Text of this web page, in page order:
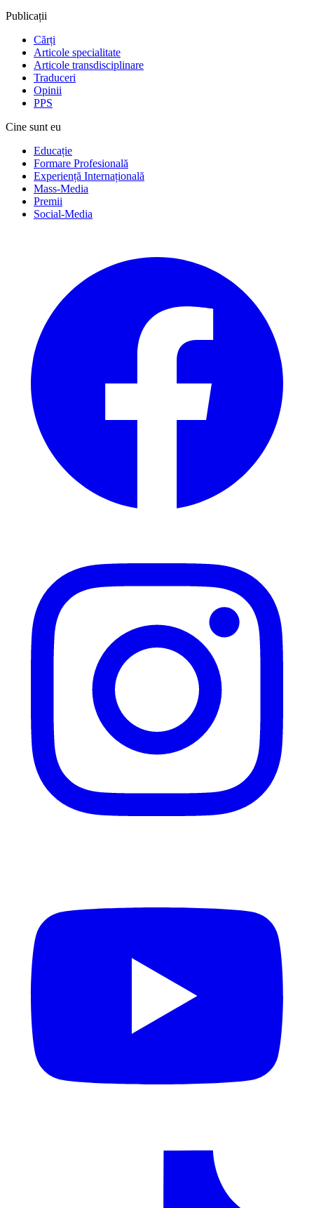
Publicații
Cărți
Articole specialitate
Articole transdisciplinare
Traduceri
Opinii
PPS
Cine sunt eu
Educație
Formare Profesională
Experiență Internațională
Mass-Media
Premii
Social-Media